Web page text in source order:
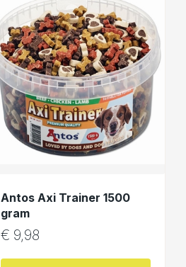
Antos Axi Trainer 1500
gram
€ 9,98